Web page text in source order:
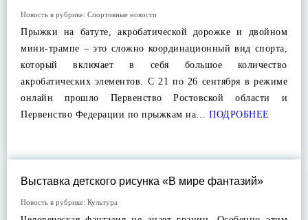
Новость в рубрике: Спортивные новости
Прыжки на батуте, акробатической дорожке и двойном
мини-трампе – это сложно координационный вид спорта,
который включает в себя большое количество
акробатических элементов. С 21 по 26 сентября в режиме
онлайн прошло Первенство Ростовской области и
Первенство Федерации по прыжкам на… ПОДРОБНЕЕ
Выставка детского рисунка «В мире фантазий»
Новость в рубрике: Культура